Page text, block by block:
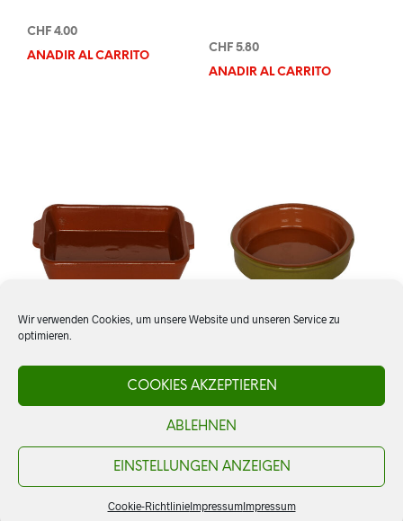
Wir verwenden Cookies, um unsere Website und unseren Service zu
optimieren.
COOKIES AKZEPTIEREN
ABLEHNEN
EINSTELLUNGEN ANZEIGEN
Cookie-RichtlinieImpressumImpressum
CHF 4.00
AÑADIR AL CARRITO
CHF5.80
AÑADIR AL CARRITO
Gratinschale rechteckig Cazuela 15 cm, grün
CHF5.80